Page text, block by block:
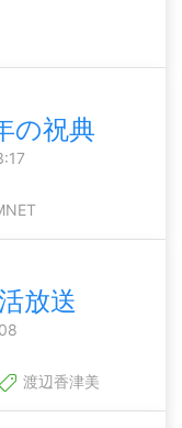
の祝典
放送
渡辺香津美